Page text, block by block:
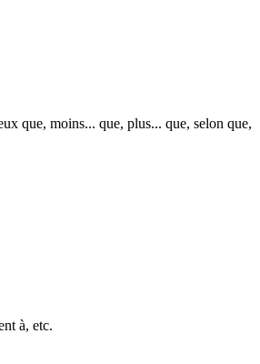
que, moins... que, plus... que, selon que,
à, etc.